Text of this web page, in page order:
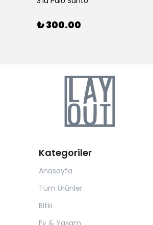
₺ 300.00
Kategoriler
Anasayfa
Tüm Ürünler
Bitki